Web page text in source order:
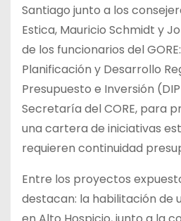
Santiago junto a los
Estica, Mauricio Schmidt y
de los funcionarios del
Planificación y Desarrollo
Presupuesto e Inversión
Secretaría del CORE, para
una cartera de iniciativas
requieren continuidad
Entre los proyectos
destacan: la habilitación de